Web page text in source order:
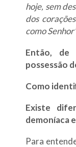
hoje, sem
dos
como
Então,
possessão
Como
Existe
demoníaca
Para